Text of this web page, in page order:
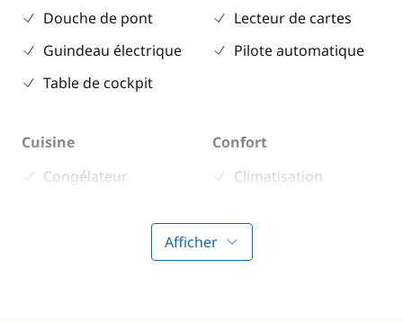
Douche de pont
Guindeau électrique
Table de cockpit
Lecteur de cartes
Pilote automatique
Cuisine
Congélateur
Confort
Climatisation
Panneaux solaires
Afficher